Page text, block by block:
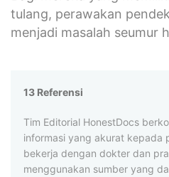
tulang, perawakan
menjadi masalah seumur
13 Referensi
Tim Editorial HonestDocs
informasi yang akurat kepada
bekerja dengan dokter dan
menggunakan sumber yang